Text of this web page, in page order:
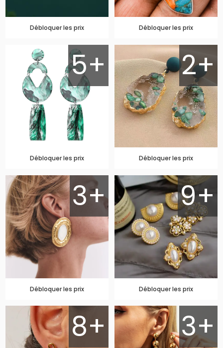
Débloquer les prix Débloquer les prix
5+
Débloquer les prix
2+
Débloquer les prix
3+
Débloquer les prix
9+
Débloquer les prix
8+ 3+